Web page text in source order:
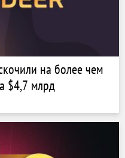
на более чем
$4,7 млрд